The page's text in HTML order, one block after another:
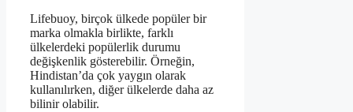
Lifebuoy, birçok ülkede popüler bir
marka olmakla birlikte, farklı
ülkelerdeki popülerlik durumu
değişkenlik gösterebilir. Örneğin,
Hindistan’da çok yaygın olarak
kullanılırken, diğer ülkelerde daha az
bilinir olabilir.